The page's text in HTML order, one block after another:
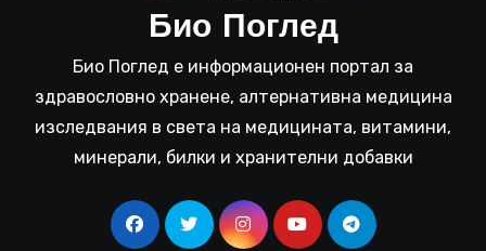
Био Поглед
Био Поглед е информационен портал за
здравословно хранене, алтернативна медицина
изследвания в света на медицината, витамини,
минерали, билки и хранителни добавки